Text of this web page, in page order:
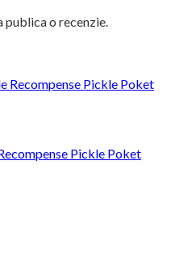
publica o recenzie.
Pickle Poket